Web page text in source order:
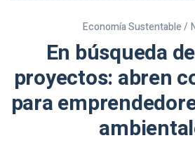
Economía Sustentable /
En búsqueda
proyectos: abren
para